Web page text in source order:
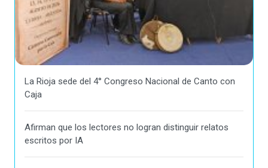
La Rioja sede del 4° Congreso Nacional de Canto con
Caja
Afirman que los lectores no logran distinguir relatos
escritos por IA